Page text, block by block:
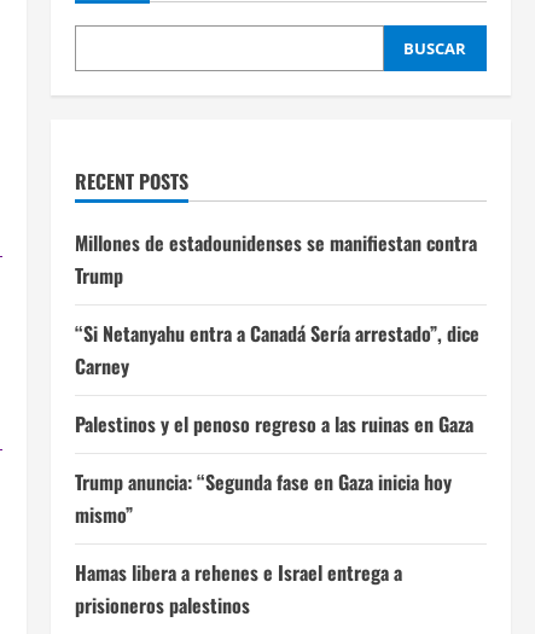
BUSCAR
RECENT POSTS
Millones de estadounidenses se manifiestan contra
Trump
“Si Netanyahu entra a Canadá Sería arrestado”, dice
Carney
Palestinos y el penoso regreso a las ruinas en Gaza
Trump anuncia: “Segunda fase en Gaza inicia hoy
mismo”
Hamas libera a rehenes e Israel entrega a
prisioneros palestinos